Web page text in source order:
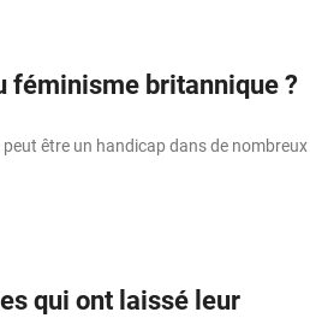
féminisme britannique ?
peut être un handicap dans de nombreux
qui ont laissé leur